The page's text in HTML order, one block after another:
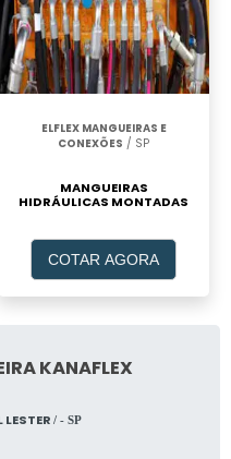
ELFLEX MANGUEIRAS E
CONEXÕES / SP
MANGUEIRAS
HIDRÁULICAS MONTADAS
COTAR AGORA
KANAFLEX
/ - SP